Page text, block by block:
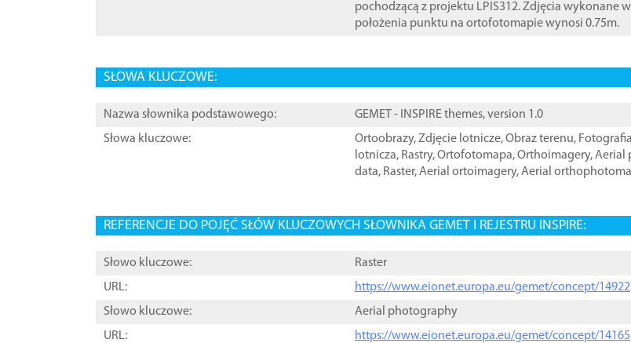
pochodzącą z projektu LPIS312. Zdjęcia wykonane
położenia punktu na ortofotomapie wynosi 0.75m.
SŁOWA KLUCZOWE:
Nazwa słownika podstawowego:
GEMET - INSPIRE themes, version 1.0
Słowa kluczowe:
Ortoobrazy,Zdjęcie lotnicze,Obraz terenu,
lotnicza, Rastry,Ortofotomapa,Orthoimagery,Aerial
data, Raster,Aerial ortoimagery,Aerial
REFERENCJE DO POJĘĆ SŁÓW KLUCZOWYCH SŁOWNIKA GEMET I REJESTRU INSPIRE:
Słowo kluczowe:
Raster
URL:
https://www.eionet.europa.eu/gemet/concept/14922
Słowo kluczowe:
Aerial photography
URL:
https://www.eionet.europa.eu/gemet/concept/14165